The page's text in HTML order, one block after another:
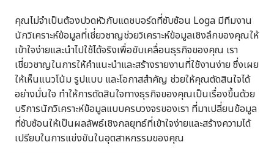
คุณไม่จำเป็นต้องปวดหัวกับแดชบอร์ดที่ซับซ้อน Loga มีทีมงาน
นักวิเคราะห์ข้อมูลที่เชี่ยวชาญช่วยวิเคราะห์ข้อมูลเชิงลึกของคุณให้
เข้าใจง่ายและนำไปใช้ได้จริงเพื่อขับเคลื่อนธุรกิจของคุณ เรา
เชี่ยวชาญในการให้คำแนะนำและสร้างรายงานที่ใช้งานง่าย ซึ่งเผย
ให้เห็นแนวโน้ม รูปแบบ และโอกาสสำคัญ ช่วยให้คุณตัดสินใจได้
อย่างมั่นใจ ทำให้การตัดสินใจทางธุรกิจของคุณเป็นเรื่องขึ้นด้วย
บริการนักวิเคราะห์ข้อมูลแบบครบวงจรของเรา ที่มาเปลี่ยนข้อมูล
ที่ซับซ้อนให้เป็นผลลัพธ์เชิงกลยุทธ์ที่เข้าใจง่ายและสร้างความได้
เปรียบในการแข่งขันในอุตสาหกรรมของคุณ